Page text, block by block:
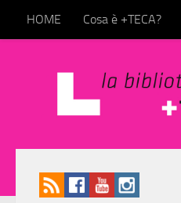
Salta al contenuto
HOME Cosa è +TECA?